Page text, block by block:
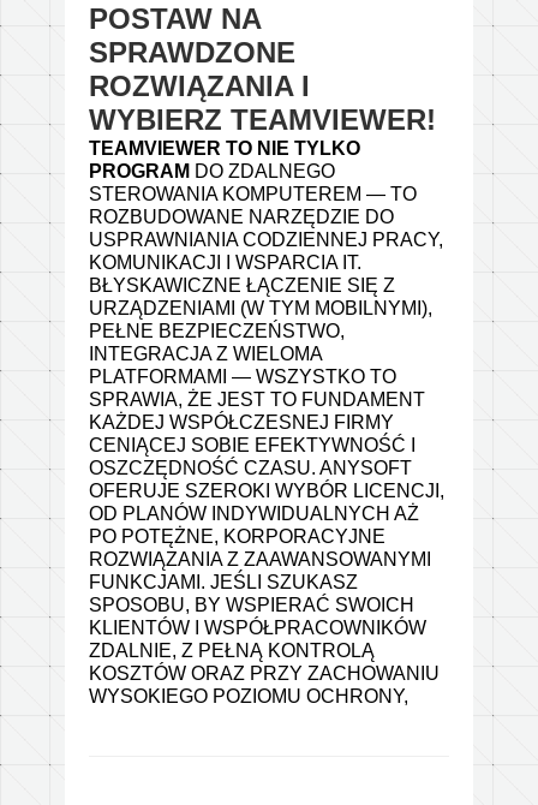
POSTAW NA
SPRAWDZONE
ROZWIĄZANIA I
WYBIERZ TEAMVIEWER!
TEAMVIEWER TO NIE TYLKO
PROGRAM DO ZDALNEGO
STEROWANIA KOMPUTEREM — TO
ROZBUDOWANE NARZĘDZIE DO
USPRAWNIANIA CODZIENNEJ PRACY,
KOMUNIKACJI I WSPARCIA IT.
BŁYSKAWICZNE ŁĄCZENIE SIĘ Z
URZĄDZENIAMI (W TYM MOBILNYMI),
PEŁNE BEZPIECZEŃSTWO,
INTEGRACJA Z WIELOMA
PLATFORMAMI — WSZYSTKO TO
SPRAWIA, ŻE JEST TO FUNDAMENT
KAŻDEJ WSPÓŁCZESNEJ FIRMY
CENIĄCEJ SOBIE EFEKTYWNOŚĆ I
OSZCZĘDNOŚĆ CZASU. ANYSOFT
OFERUJE SZEROKI WYBÓR LICENCJI,
OD PLANÓW INDYWIDUALNYCH AŻ
PO POTĘŻNE, KORPORACYJNE
ROZWIĄZANIA Z ZAAWANSOWANYMI
FUNKCJAMI. JEŚLI SZUKASZ
SPOSOBU, BY WSPIERAĆ SWOICH
KLIENTÓW I WSPÓŁPRACOWNIKÓW
ZDALNIE, Z PEŁNĄ KONTROLĄ
KOSZTÓW ORAZ PRZY ZACHOWANIU
WYSOKIEGO POZIOMU OCHRONY,